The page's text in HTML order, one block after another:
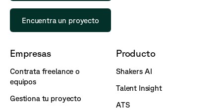
Encuentra un proyecto
Empresas
Contrata freelance o
equipos
Gestiona tu proyecto
Producto
Shakers AI
Talent Insight
ATS